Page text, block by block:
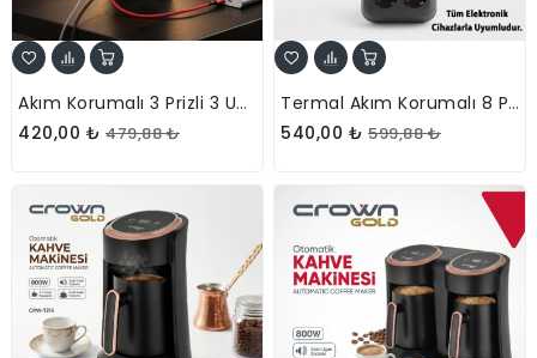
Akım Korumalı 3 Prizli 3 USB Girişli Uzatma Kablosu
420,00 ₺ 479,88 ₺
Termal Akım Korumalı 8 Prizli Uzatma Kablosu
540,00 ₺ 599,88 ₺